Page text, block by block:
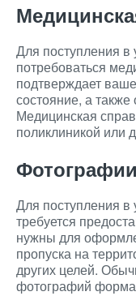
Для поступления
потребоваться
подтверждает
состояние, а
Медицинская
поликлиникой или
Фотографии
Для поступления в
требуется
нужны для
пропуска на
других целей.
фотографий